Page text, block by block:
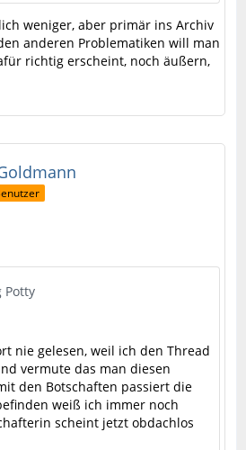
weniger, aber primär ins Archiv
anderen Problematiken will man
richtig erscheint, noch äußern,
Potty
nie gelesen, weil ich den Thread
vermute das man diesen
den Botschaften passiert die
weiß ich immer noch
scheint jetzt obdachlos